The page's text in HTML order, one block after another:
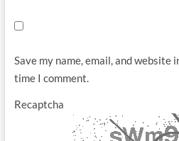
Save my name, email, and
time I comment.
Recaptcha